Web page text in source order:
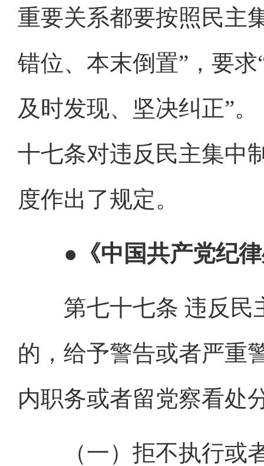
重要关系都要按照民主
错位、本末倒置”，要
及时发现、坚决纠正”
十七条对违反民主集中
度作出了规定。
●《中国共产党纪
第七十七条 违反民
的，给予警告或者严重
内职务或者留党察看处
（一）拒不执行或者